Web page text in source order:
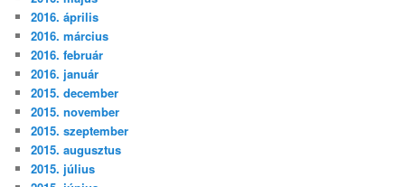
2016. április
2016. március
2016. február
2016. január
2015. december
2015. november
2015. szeptember
2015. augusztus
2015. július